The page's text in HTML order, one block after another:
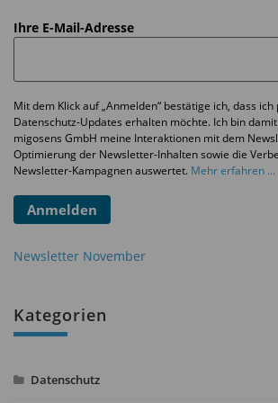
Ihre E-Mail-Adresse
Mit dem Klick auf „Anmelden“ bestätige ich, dass ich
Datenschutz-Updates erhalten möchte. Ich bin
migosens GmbH meine Interaktionen mit dem
Optimierung der Newsletter-Inhalten sowie die
Newsletter-Kampagnen auswertet. Mehr erfahren ...
Anmelden
Newsletter November
Kategorien
Datenschutz